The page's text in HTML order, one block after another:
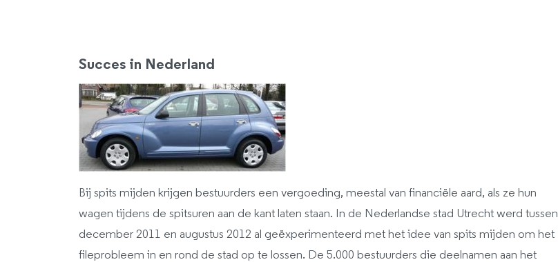
Succes in Nederland
Bij spits mijden krijgen bestuurders een vergoeding, meestal van financiële aard, als ze hun
wagen tijdens de spitsuren aan de kant laten staan. In de Nederlandse stad Utrecht werd tussen
december 2011 en augustus 2012 al geëxperimenteerd met het idee van spits mijden om het
fileprobleem in en rond de stad op te lossen. De 5.000 bestuurders die deelnamen aan het